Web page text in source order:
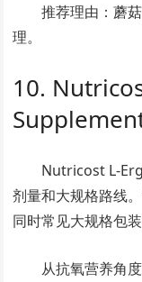
推荐理由：蘑
理。
10.
Nutricost L-
剂量和大规格路线
同时常见大规格包
从抗氧营养角